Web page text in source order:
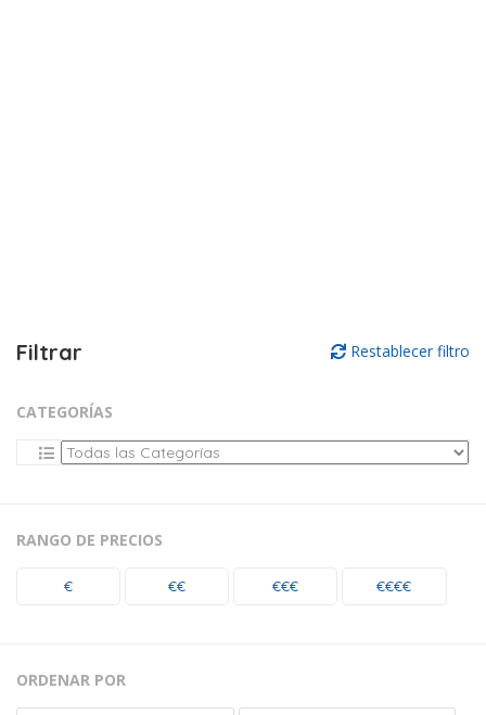
Filtrar Restablecer filtro
CATEGORÍAS
RANGO DE PRECIOS
€ €€ €€€ €€€€
ORDENAR POR